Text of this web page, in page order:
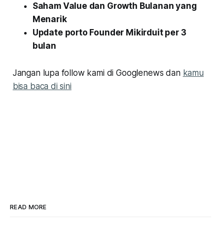
Saham Value dan Growth Bulanan yang
Menarik
Update porto Founder Mikirduit per 3
bulan
Jangan lupa follow kami di Googlenews dan kamu
bisa baca di sini
READ MORE